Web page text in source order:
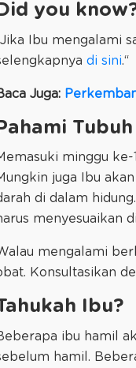
you
Ibu mengalami
di sini.“
Juga:
Pahami
minggu
juga Ibu
di dalam
menyesuaikan
mengalami
Konsultasikan
Ibu?
ibu hamil
hamil.